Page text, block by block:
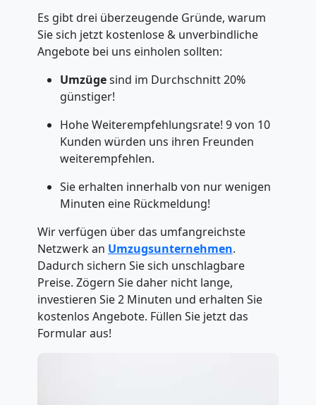
Es gibt drei überzeugende Gründe, warum
Sie sich jetzt kostenlose & unverbindliche
Angebote bei uns einholen sollten:
Umzügesind im Durchschnitt 20%
günstiger!
Hohe Weiterempfehlungsrate! 9 von 10
Kunden würden uns ihren Freunden
weiterempfehlen.
Sie erhalten innerhalb von nur wenigen
Minuten eine Rückmeldung!
Wir verfügen über das umfangreichste
Netzwerk an Umzugsunternehmen.
Dadurch sichern Sie sich unschlagbare
Preise. Zögern Sie daher nicht lange,
investieren Sie 2 Minuten und erhalten Sie
kostenlos Angebote. Füllen Sie jetzt das
Formular aus!